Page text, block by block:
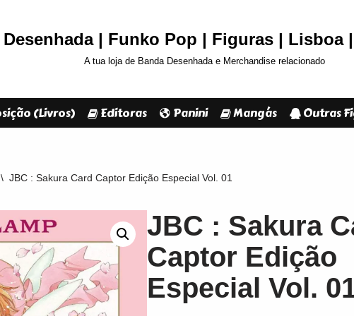
| Funko Pop | Figuras | Lisboa
A tua loja de Banda Desenhada e Merchandise relacionado
(Livros) Editoras Panini Mangás Outras
\ JBC : Sakura Card Captor Edição Especial Vol. 01
JBC : Sakura
Captor Edição
Especial Vol.